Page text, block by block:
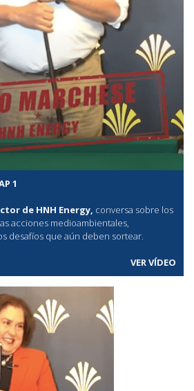
1
de HNH Energy, conversa sobre los
acciones medioambientales,
desafíos que aún deben sortear.
VER VÍDEO